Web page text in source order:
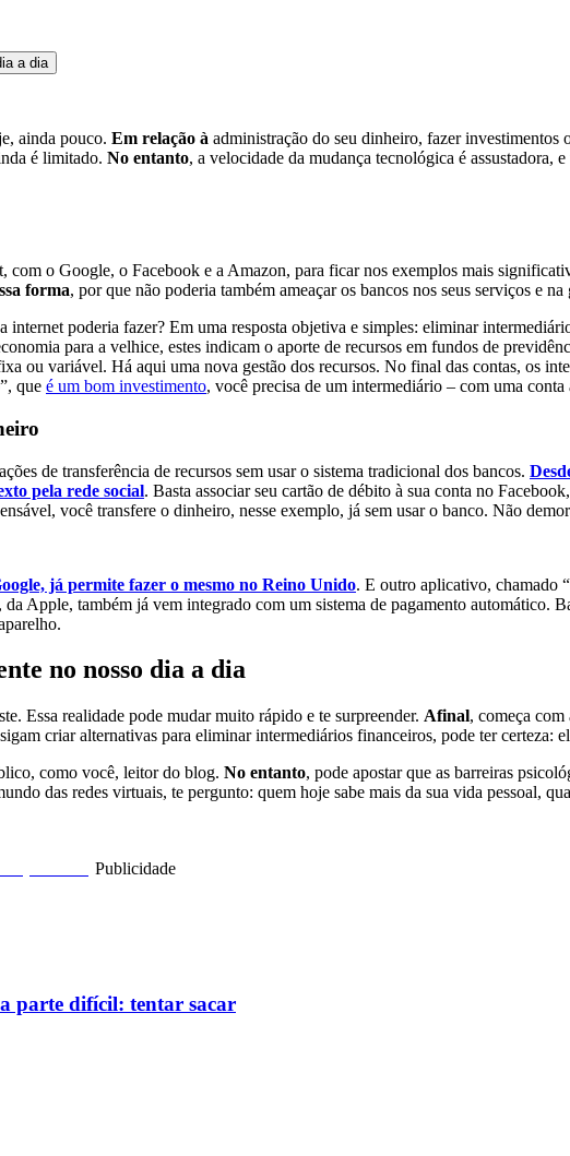
a dia
ainda pouco. Em relação à administração do seu dinheiro, fazer investimentos
é limitado. No entanto, a velocidade da mudança tecnológica é assustadora,
com o Google, o Facebook e a Amazon, para ficar nos exemplos mais
forma, por que não poderia também ameaçar os bancos nos seus serviços e na
internet poderia fazer? Em uma resposta objetiva e simples: eliminar
para a velhice, estes indicam o aporte de recursos em fundos de
ou variável. Há aqui uma nova gestão dos recursos. No final das contas, os
que é um bom investimento, você precisa de um intermediário – com uma
de transferência de recursos sem usar o sistema tradicional dos bancos.
pela rede social. Basta associar seu cartão de débito à sua conta no
você transfere o dinheiro, nesse exemplo, já sem usar o banco. Não
já permite fazer o mesmo no Reino Unido. E outro aplicativo, chamado
Apple, também já vem integrado com um sistema de pagamento automático.
no nosso dia a dia
Essa realidade pode mudar muito rápido e te surpreender. Afinal, começa com
criar alternativas para eliminar intermediários financeiros, pode ter certeza:
como você, leitor do blog. No entanto, pode apostar que as barreiras
das redes virtuais, te pergunto: quem hoje sabe mais da sua vida pessoal,
Publicidade
parte difícil: tentar sacar